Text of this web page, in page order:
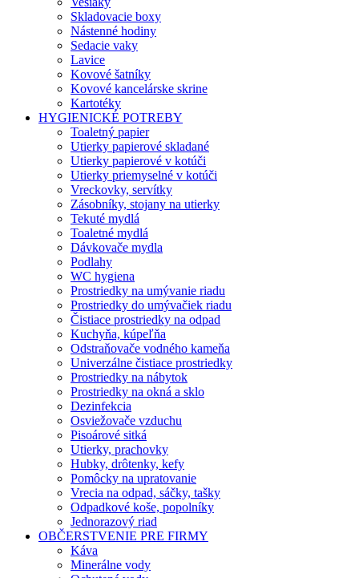
Skladovacie boxy
Nástenné hodiny
Sedacie vaky
Lavice
Kovové šatníky
Kovové kancelárske skrine
Kartotéky
HYGIENICKÉ POTREBY
Toaletný papier
Utierky papierové skladané
Utierky papierové v kotúči
Utierky priemyselné v kotúči
Vreckovky, servítky
Zásobníky, stojany na utierky
Tekuté mydlá
Toaletné mydlá
Dávkovače mydla
Podlahy
WC hygiena
Prostriedky na umývanie riadu
Prostriedky do umývačiek riadu
Čistiace prostriedky na odpad
Kuchyňa, kúpeľňa
Odstraňovače vodného kameňa
Univerzálne čistiace prostriedky
Prostriedky na nábytok
Prostriedky na okná a sklo
Dezinfekcia
Osviežovače vzduchu
Pisoárové sitká
Utierky, prachovky
Hubky, drôtenky, kefy
Pomôcky na upratovanie
Vrecia na odpad, sáčky, tašky
Odpadkové koše, popolníky
Jednorazový riad
OBČERSTVENIE PRE FIRMY
Káva
Minerálne vody